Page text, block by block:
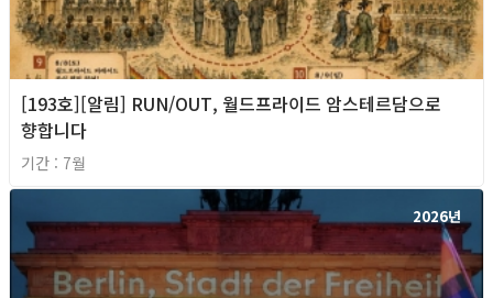
[193호][알림] RUN/OUT, 월드프라이드 암스테르담으로
향합니다
기간 : 7월
2026년